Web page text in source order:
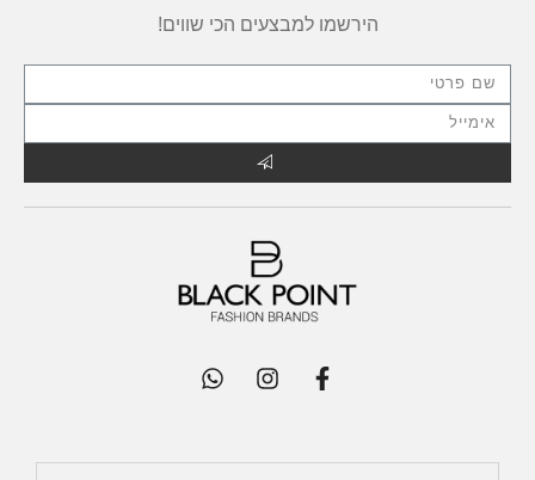
הירשמו למבצעים הכי שווים!